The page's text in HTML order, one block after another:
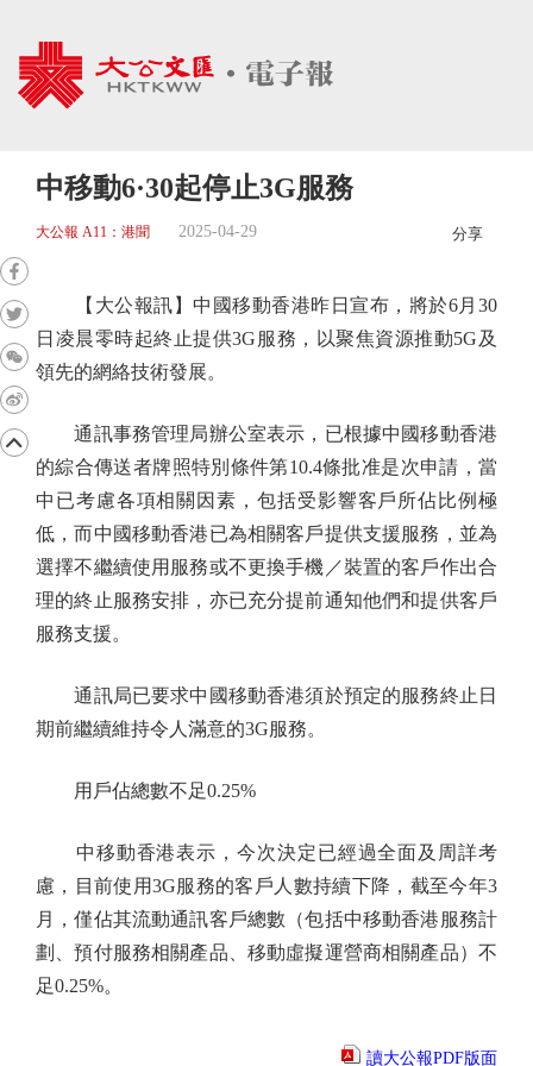
中移動6·30起停止3G服務
大公報 A11：港聞 2025-04-29 分享
【大公報訊】中國移動香港昨日宣布，將於6月30
日凌晨零時起終止提供3G服務，以聚焦資源推動5G及
領先的網絡技術發展。
通訊事務管理局辦公室表示，已根據中國移動香港
的綜合傳送者牌照特別條件第10.4條批准是次申請，當
中已考慮各項相關因素，包括受影響客戶所佔比例極
低，而中國移動香港已為相關客戶提供支援服務，並為
選擇不繼續使用服務或不更換手機／裝置的客戶作出合
理的終止服務安排，亦已充分提前通知他們和提供客戶
服務支援。
通訊局已要求中國移動香港須於預定的服務終止日
期前繼續維持令人滿意的3G服務。
用戶佔總數不足0.25%
中移動香港表示，今次決定已經過全面及周詳考
慮，目前使用3G服務的客戶人數持續下降，截至今年3
月，僅佔其流動通訊客戶總數（包括中移動香港服務計
劃、預付服務相關產品、移動虛擬運營商相關產品）不
足0.25%。
讀大公報PDF版面